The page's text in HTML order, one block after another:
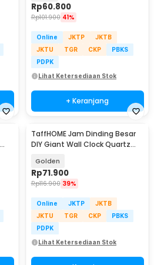
Rp60.800
Rp101.900 41%
Online JKTP
JKTB
JKTU
TGR CKP
PBKS
PDPK
Lihat Ketersediaan Stok
+ Keranjang
TaffHOME Jam Dinding Besar
DIY Giant Wall Clock Quartz
Golden
Rp71.900
Rp116.900 39%
Online JKTP
JKTB
JKTU
TGR CKP
PBKS
PDPK
Lihat Ketersediaan Stok